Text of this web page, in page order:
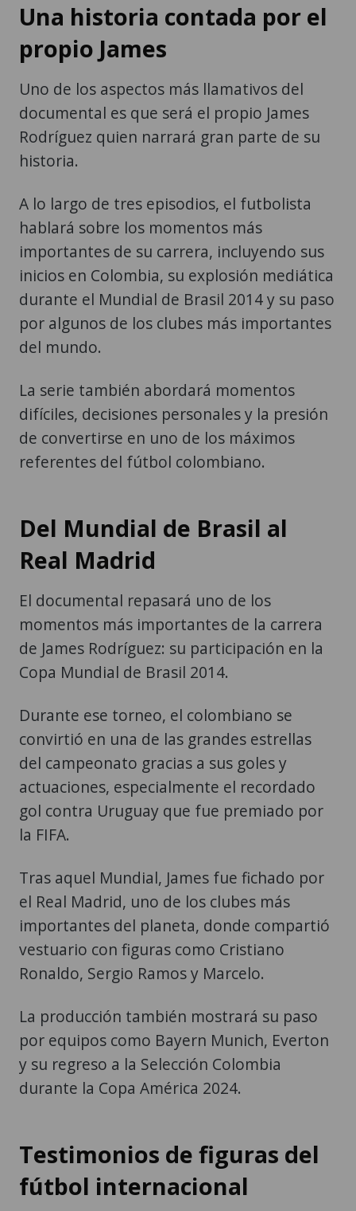
Una historia contada por el
propio James
Uno de los aspectos más llamativos del
documental es que será el propio James
Rodríguez quien narrará gran parte de su
historia.
A lo largo de tres episodios, el futbolista
hablará sobre los momentos más
importantes de su carrera, incluyendo sus
inicios en Colombia, su explosión mediática
durante el Mundial de Brasil 2014 y su paso
por algunos de los clubes más importantes
del mundo.
La serie también abordará momentos
difíciles, decisiones personales y la presión
de convertirse en uno de los máximos
referentes del fútbol colombiano.
Del Mundial de Brasil al
Real Madrid
El documental repasará uno de los
momentos más importantes de la carrera
de James Rodríguez: su participación en la
Copa Mundial de Brasil 2014.
Durante ese torneo, el colombiano se
convirtió en una de las grandes estrellas
del campeonato gracias a sus goles y
actuaciones, especialmente el recordado
gol contra Uruguay que fue premiado por
la FIFA.
Tras aquel Mundial, James fue fichado por
el Real Madrid, uno de los clubes más
importantes del planeta, donde compartió
vestuario con figuras como Cristiano
Ronaldo, Sergio Ramos y Marcelo.
La producción también mostrará su paso
por equipos como Bayern Munich, Everton
y su regreso a la Selección Colombia
durante la Copa América 2024.
Testimonios de figuras del
fútbol internacional